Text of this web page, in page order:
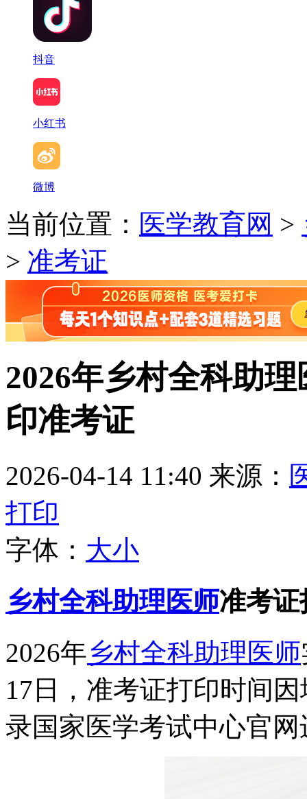
抖音
小红书
微博
当前位置： 医学教育网 >
> 准考证
2026年乡村全科助
印准考证
2026-04-14 11:40 来源：
打印
字体： 大小
乡村全科助理医师准考
2026年乡村全科助理医师
17日，准考证打印时间
录国家医学考试中心官